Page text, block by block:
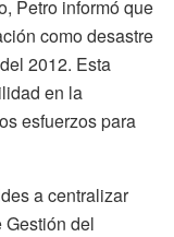
Petro informó que
como desastre
2012. Esta
en la
esfuerzos para
a centralizar
Gestión del